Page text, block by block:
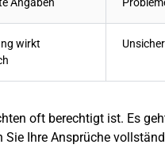
Angaben
wirkt
oft berechtigt ist. Es
Ihre Ansprüche